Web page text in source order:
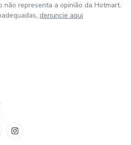
não representa a opinião da Hotmart.
denuncie aqui